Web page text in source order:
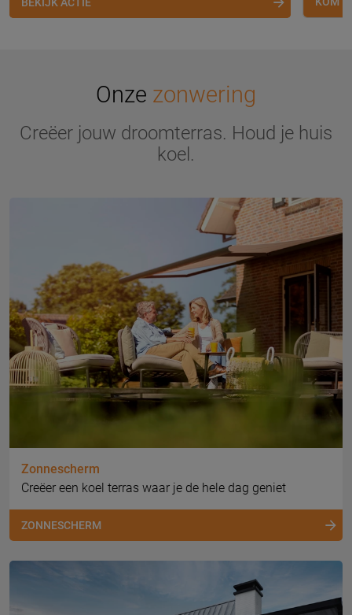
Onze zonwering
Creëer jouw droomterras. Houd je huis
koel.
Zonnescherm
Creëer een koel terras waar je de hele dag geniet
ZONNESCHERM